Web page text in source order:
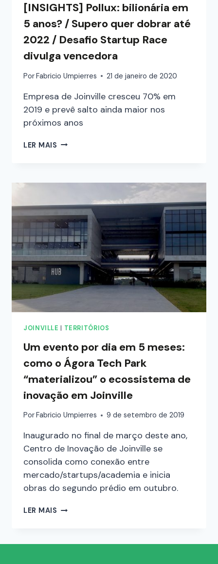
[INSIGHTS] Pollux: bilionária em
5 anos? / Supero quer dobrar até
2022 / Desafio Startup Race
divulga vencedora
PorFabricio Umpierres 21 de janeiro de 2020
Empresa de Joinville cresceu 70% em
2019 e prevê salto ainda maior nos
próximos anos
LER MAIS
JOINVILLE TERRITÓRIOS
Um evento por dia em 5 meses:
como o Ágora Tech Park
“materializou” o ecossistema de
inovação em Joinville
Por Fabricio Umpierres 9 de setembro de 2019
Inaugurado no final de março deste ano,
Centro de Inovação de Joinville se
consolida como conexão entre
mercado/startups/academia e inicia
obras do segundo prédio em outubro.
LER MAIS